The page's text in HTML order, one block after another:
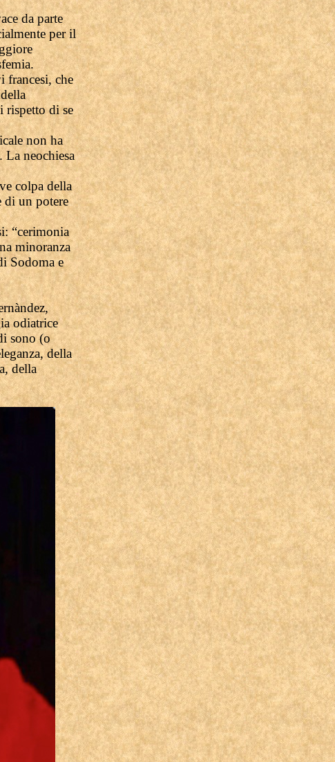
da parte
per il
francesi, che
rispetto di se
non ha
La neochiesa
colpa della
di un potere
“cerimonia
minoranza
Sodoma e
odiatrice
sono (o
della
della